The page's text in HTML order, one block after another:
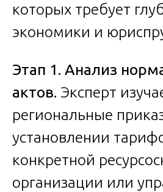
которых требует
экономики и
Этап 1. Анализ
актов. Эксперт
региональные
установлении
конкретной
организации или